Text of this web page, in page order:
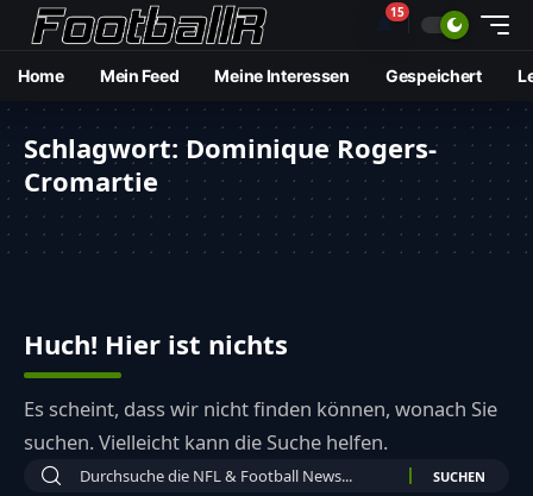
🔔15
Home Mein Feed Meine Interessen Gespeichert
Schlagwort: Dominique Rogers-
Cromartie
Huch! Hier ist nichts
Es scheint, dass wir nicht finden können, wonach Sie
suchen. Vielleicht kann die Suche helfen.